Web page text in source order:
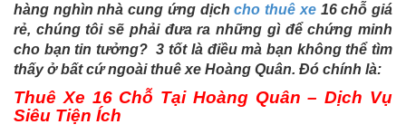
hàng nghìn nhà cung ứng dịchcho thuê xe16 chỗ giá
rẻ, chúng tôi sẽ phải đưa ra những gì để chứng minh
cho bạn tin tưởng? 3 tốt là điều mà bạn không thể tìm
thấy ở bất cứ ngoài thuê xe Hoàng Quân. Đó chính là:
Thuê Xe 16 Chỗ Tại Hoàng Quân – Dịch Vụ
Siêu Tiện Ích